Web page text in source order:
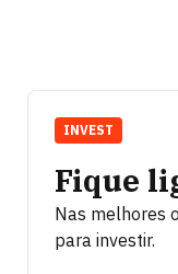
Fique
Nas melhores
para investir.
INVEST